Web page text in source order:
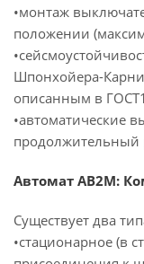
•монтаж
положении
Шпонхойера-
описанным в
•автоматические
продолжительный
Автомат АВ2М:
Существует два
•стационарное (в